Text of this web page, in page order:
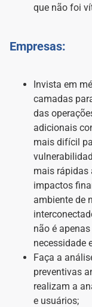
que não foi
Empresas:
Invista em
camadas
das
adicionais
mais difícil
mais rápidas
impactos
ambiente de
não é
necessidade
Faça a
preventivas
realizam a
e usuários;